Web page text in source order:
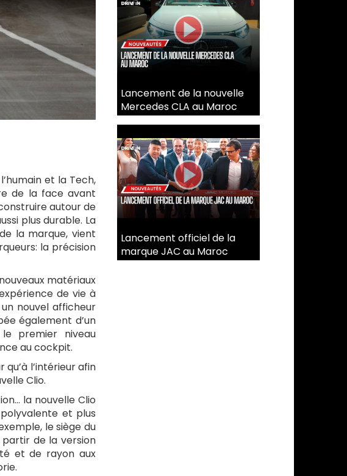
et la Tech,
de la face avant
autour de
plus durable. La
la marque, vient
la précision
matériaux
de vie à
nouvel afficheur
également d’un
premier niveau
au cockpit.
l’intérieur afin
Clio.
la nouvelle Clio
et plus
le siège du
de la version
et de rayon aux
Lancement de la nouvelle
Mercedes CLA au Maroc
Lancement officiel de la
marque JAC au Maroc